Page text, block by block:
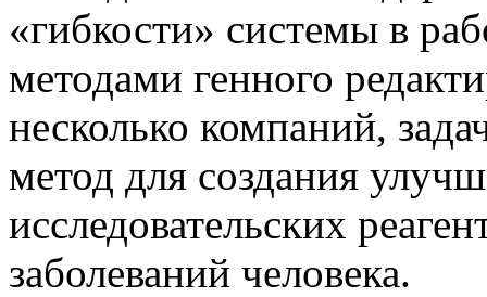
«гибкости» системы в
методами генного
несколько компаний,
метод для создания
исследовательских
заболеваний человека.